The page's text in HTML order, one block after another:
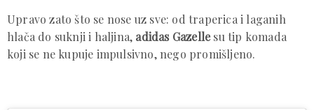
Upravo zato što se nose uz sve: od traperica i laganih
hlača do suknji i haljina, adidas Gazellesu tip komada
koji se ne kupuje impulsivno, nego promišljeno.